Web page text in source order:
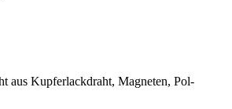
aus Kupferlackdraht, Magneten, Pol-